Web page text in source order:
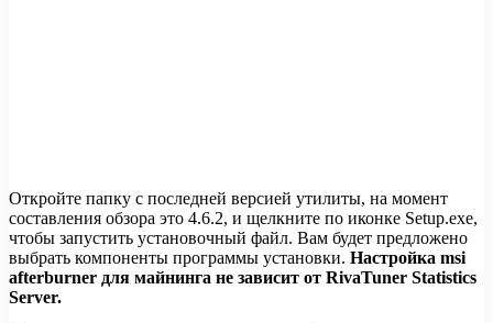
Откройте папку с последней версией утилиты, на момент
составления обзора это 4.6.2, и щелкните по иконке Setup.exe,
чтобы запустить установочный файл. Вам будет предложено
выбрать компоненты программы установки. Настройка msi
afterburner для майнинга не зависит от RivaTuner Statistics
Server.